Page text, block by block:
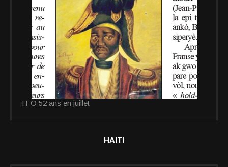
H-O 52 ans en juillet
HAITI